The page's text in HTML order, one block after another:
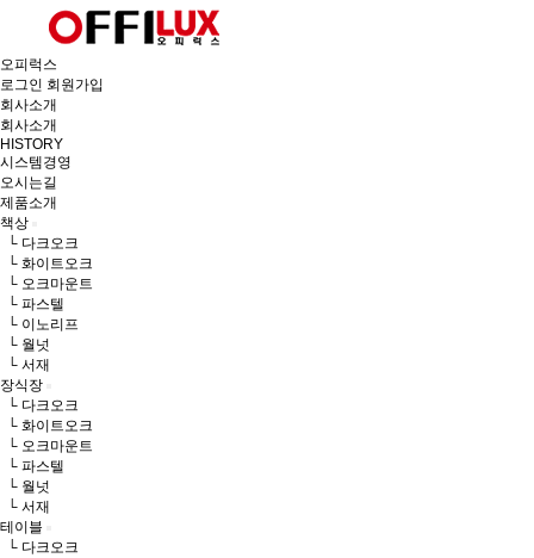
오피럭스
로그인 회원가입
회사소개
회사소개
HISTORY
시스템경영
오시는길
제품소개
책상
└ 다크오크
└ 화이트오크
└ 오크마운트
└ 파스텔
└ 이노리프
└ 월넛
└ 서재
장식장
└ 다크오크
└ 화이트오크
└ 오크마운트
└ 파스텔
└ 월넛
└ 서재
테이블
└ 다크오크